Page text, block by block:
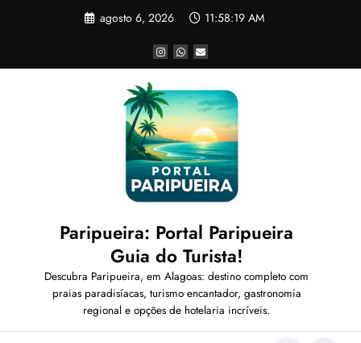
agosto 6, 2026 11:58:20 AM
Paripueira: Portal Paripueira
Guia do Turista!
Descubra Paripueira, em Alagoas: destino completo com
praias paradisíacas, turismo encantador, gastronomia
regional e opções de hotelaria incríveis.